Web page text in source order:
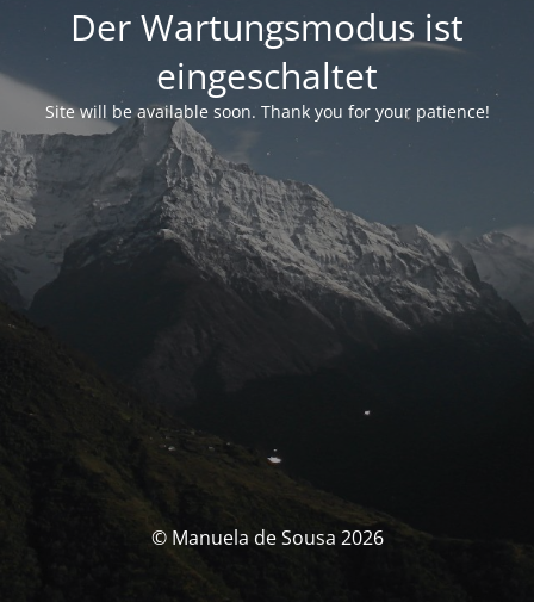
Der Wartungsmodus ist
eingeschaltet
Site will be available soon. Thank you for your patience!
© Manuela de Sousa 2026